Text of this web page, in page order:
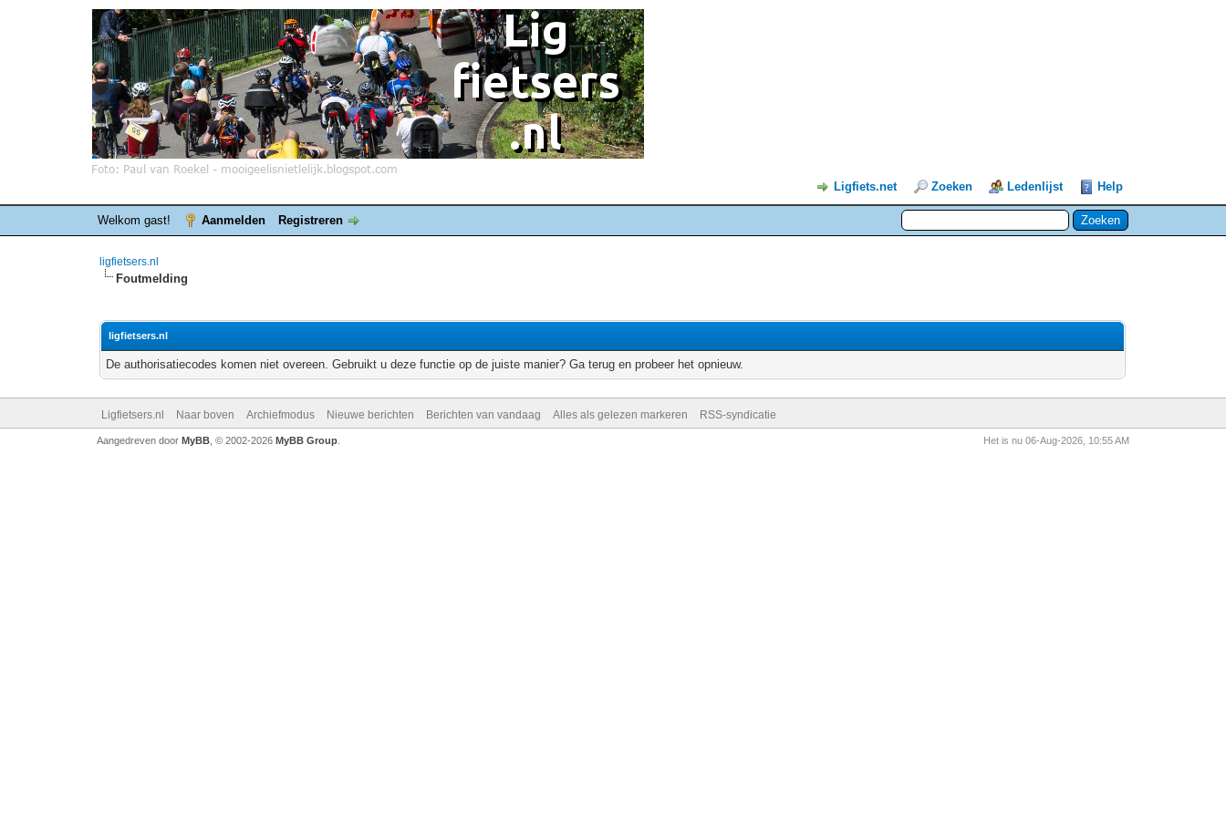
Ligfiets.net Zoeken Ledenlijst Help
Welkom gast! Aanmelden Registreren
ligfietsers.nl
Foutmelding
ligfietsers.nl
De authorisatiecodes komen niet overeen. Gebruikt u deze functie op de juiste manier? Ga terug en probeer het opnieuw.
Ligfietsers.nl Naar boven Archiefmodus Nieuwe berichten Berichten van vandaag Alles als gelezen markeren RSS-syndicatie
Het is nu 06-Aug-2026, 10:55 AM
Aangedreven door MyBB, © 2002-2026 MyBB Group.